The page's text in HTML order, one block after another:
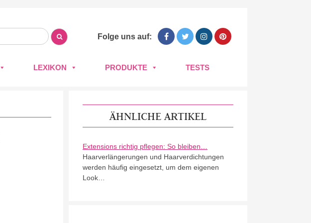
Folge uns auf:
LEXIKON PRODUKTE TESTS
ÄHNLICHE ARTIKEL
Extensions richtig pflegen: So bleiben…
Haarverlängerungen und Haarverdichtungen
werden häufig eingesetzt, um dem eigenen
Look…